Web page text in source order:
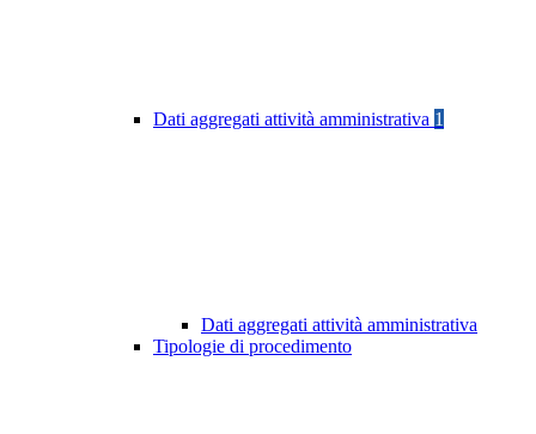
Dati aggregati attività amministrativa 1
Dati aggregati attività amministrativa
Tipologie di procedimento